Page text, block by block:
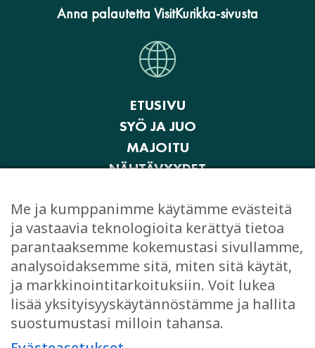
Anna palautetta VisitKurikka-sivusta
ETUSIVU
SYÖ JA JUO
MAJOITU
NÄHTÄVYYDET
OSTOKSET
JUHLI JA KOKOUSTA
EVÄSTEASETUKSET
Me ja kumppanimme käytämme evästeitä
ja vastaavia teknologioita kerättyä tietoa
parantaaksemme kokemustasi sivullamme,
analysoidaksemme sitä, miten sitä käytät,
ja markkinointitarkoituksiin. Voit lukea
lisää yksityisyyskäytännöstämme ja hallita
suostumustasi milloin tahansa.